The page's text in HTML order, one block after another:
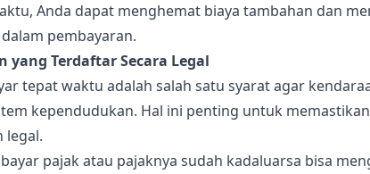
Anda dapat menghemat biaya tambahan dan
pembayaran.
yang Terdaftar Secara Legal
tepat waktu adalah salah satu syarat agar
kependudukan. Hal ini penting untuk
legal.
pajak atau pajaknya sudah kadaluarsa bisa